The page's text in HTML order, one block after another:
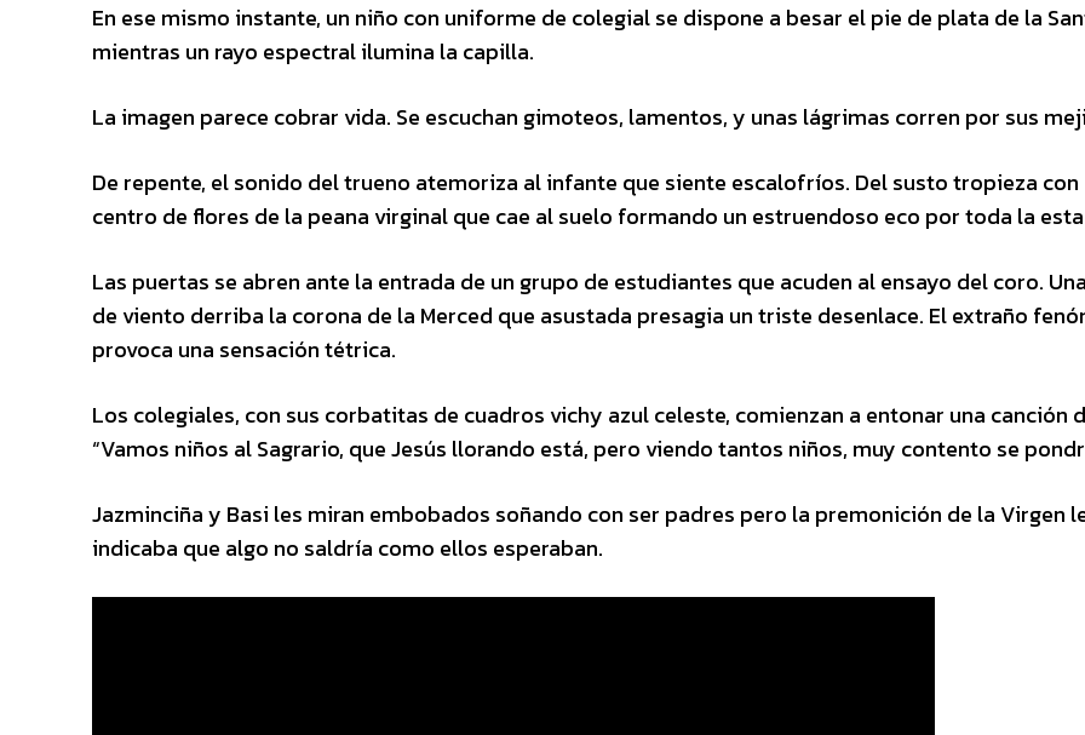
En ese mismo instante, un niño con uniforme de colegial se dispone a besar el pie de plata de la
mientras un rayo espectral ilumina la capilla.
La imagen parece cobrar vida. Se escuchan gimoteos, lamentos, y unas lágrimas corren por sus
De repente, el sonido del trueno atemoriza al infante que siente escalofríos. Del susto tropieza con
centro de flores de la peana virginal que cae al suelo formando un estruendoso eco por toda la
Las puertas se abren ante la entrada de un grupo de estudiantes que acuden al ensayo del coro.
de viento derriba la corona de la Merced que asustada presagia un triste desenlace. El extraño
provoca una sensación tétrica.
Los colegiales, con sus corbatitas de cuadros vichy azul celeste, comienzan a entonar una canción
“Vamos niños al Sagrario, que Jesús llorando está, pero viendo tantos niños, muy contento se
Jazminciña y Basi les miran embobados soñando con ser padres pero la premonición de la Virgen
indicaba que algo no saldría como ellos esperaban.